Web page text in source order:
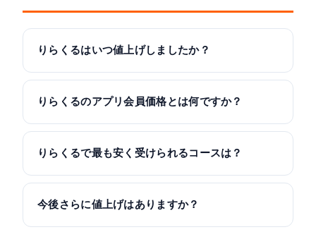
りらくるはいつ値上げしましたか？
りらくるのアプリ会員価格とは何ですか？
りらくるで最も安く受けられるコースは？
今後さらに値上げはありますか？